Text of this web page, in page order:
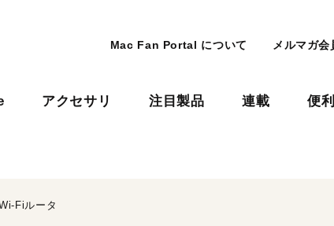
Mac Fan Portal について メルマガ会
アクセサリ 注目製品 連載 便
Fiルータ